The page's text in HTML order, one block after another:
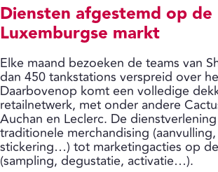
Diensten afgestemd op de
Luxemburgse markt
Elke maand bezoeken de teams van
dan 450 tankstations verspreid over
Daarbovenop komt een volledige
retailnetwerk, met onder andere
Auchan en Leclerc. De
traditionele merchandising
stickering…) tot marketingacties op
(sampling, degustatie, activatie…).